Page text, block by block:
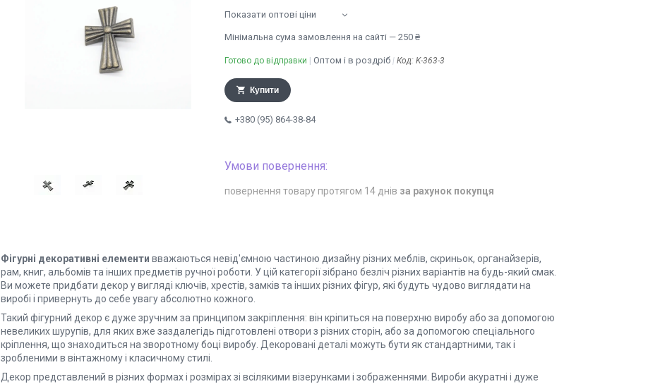
Показати оптові ціни
Мінімальна сума замовлення на сайті — 250 ₴
Готово до відправки Оптом і в роздріб Код: K-363-3
Купити
+380 (95) 864-38-84
повернення товару протягом 14 днів за рахунок покупця
Фігурні декоративні елементи вважаються невід'ємною частиною дизайну різних меблів, скриньок, органайзерів,
рам, книг, альбомів та інших предметів ручної роботи. У цій категорії зібрано безліч різних варіантів на будь-який смак.
Ви можете придбати декор у вигляді ключів, хрестів, замків та інших різних фігур, які будуть чудово виглядати на
виробі і привернуть до себе увагу абсолютно кожного.
Такий фігурний декор є дуже зручним за принципом закріплення: він кріпиться на поверхню виробу або за допомогою
невеликих шурупів, для яких вже заздалегідь підготовлені отвори з різних сторін, або за допомогою спеціального
кріплення, що знаходиться на зворотному боці виробу. Декоровані деталі можуть бути як стандартними, так і
зробленими в вінтажному і класичному стилі.
Декор представлений в різних формах і розмірах зі всілякими візерунками і зображеннями. Вироби акуратні і дуже